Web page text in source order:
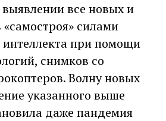
все новых и
силами
интеллекта при помощи
снимков со
Волну новых
указанного выше
даже пандемия